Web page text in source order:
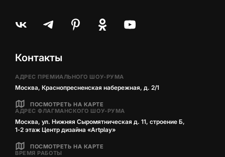
Контакты
АДРЕС ПРЕМИАЛЬНОГО ШОУ-РУМА
Москва, Краснопресненская набережная, д. 2/1
ПОСМОТРЕТЬ НА КАРТЕ
АДРЕС ФЛАГМАНСКОГО ШОУ-РУМА
Москва, ул. Нижняя Сыромятническая д. 11, строение Б,
1‑2 этаж Центр дизайна «Artplay»
ПОСМОТРЕТЬ НА КАРТЕ
ВРЕМЯ РАБОТЫ